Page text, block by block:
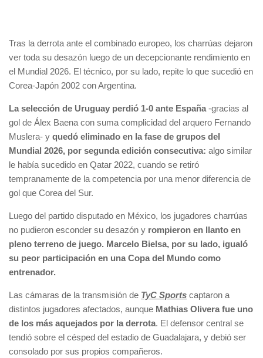
Tras la derrota ante el combinado europeo, los charrúas dejaron
ver toda su desazón luego de un decepcionante rendimiento en
el Mundial 2026. El técnico, por su lado, repite lo que sucedió en
Corea-Japón 2002 con Argentina.
La selección de Uruguay perdió 1-0 ante España -gracias al
gol de Álex Baena con suma complicidad del arquero Fernando
Muslera- y quedó eliminado en la fase de grupos del
Mundial 2026, por segunda edición consecutiva: algo similar
le había sucedido en Qatar 2022, cuando se retiró
tempranamente de la competencia por una menor diferencia de
gol que Corea del Sur.
Luego del partido disputado en México, los jugadores charrúas
no pudieron esconder su desazón y rompieron en llanto en
pleno terreno de juego. Marcelo Bielsa, por su lado, igualó
su peor participación en una Copa del Mundo como
entrenador.
Las cámaras de la transmisión de TyC Sports captaron a
distintos jugadores afectados, aunque Mathias Olivera fue uno
de los más aquejados por la derrota. El defensor central se
tendió sobre el césped del estadio de Guadalajara, y debió ser
consolado por sus propios compañeros.